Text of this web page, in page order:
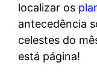
localizar os
antecedência
celestes do
está página!